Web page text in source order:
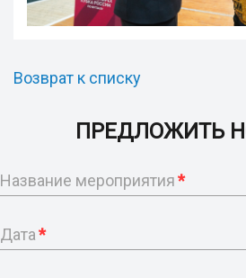
Возврат к списку
ПРЕДЛОЖИТЬ
Название мероприятия*
Дата*